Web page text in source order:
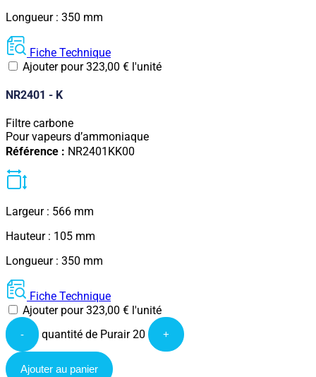
Longueur : 350 mm
Fiche Technique
Ajouter pour323,00 € l'unité
NR2401 - K
Filtre carbone
Pour vapeurs d’ammoniaque
Référence : NR2401KK00
Largeur : 566 mm
Hauteur : 105 mm
Longueur : 350 mm
Fiche Technique
Ajouter pour323,00 € l'unité
- quantité de Purair 20 +
Ajouter au panier